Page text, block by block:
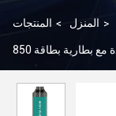
المنزل > المنتجات >